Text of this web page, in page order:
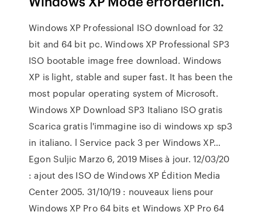
Windows XP Professional ISO download for 32
bit and 64 bit pc. Windows XP Professional SP3
ISO bootable image free download. Windows
XP is light, stable and super fast. It has been the
most popular operating system of Microsoft.
Windows XP Download SP3 Italiano ISO gratis
Scarica gratis l'immagine iso di windows xp sp3
in italiano. l Service pack 3 per Windows XP…
Egon Suljic Marzo 6, 2019 Mises à jour. 12/03/20
: ajout des ISO de Windows XP Édition Media
Center 2005. 31/10/19 : nouveaux liens pour
Windows XP Pro 64 bits et Windows XP Pro 64